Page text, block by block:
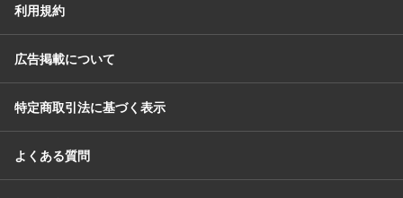
利用規約
広告掲載について
特定商取引法に基づく表示
よくある質問